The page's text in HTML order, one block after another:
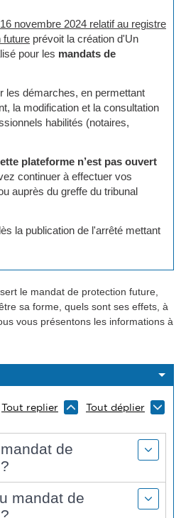
novembre 2024 relatif au registre
future prévoit la création d'Un
pour les mandats de
les démarches, en permettant
la modification et la consultation
habilités (notaires,
plateforme n’est pas ouvert
continuer à effectuer vos
auprès du greffe du tribunal
la publication de l'arrêté mettant
le mandat de protection future,
sa forme, quels sont ses effets, à
vous présentons les informations à
Tout replier Tout déplier
de
mandat de